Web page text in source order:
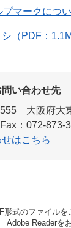
マークについ
（PDF：
い合わせ先
大阪府大
Fax：072-873-
はこちら
形式のファイル
Adobe Readerを